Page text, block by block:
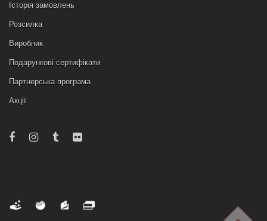
Історія замовлень
Розсилка
Виробник
Подарункові сертифікати
Партнерська програма
Акції